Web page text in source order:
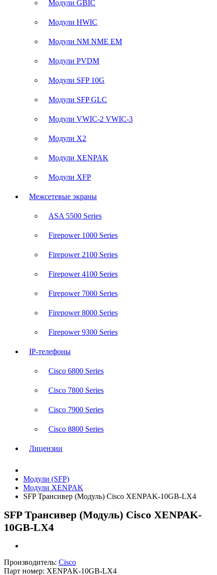
Модули GBIC
Модули HWIC
Модули NM NME EM
Модули PVDM
Модули SFP 10G
Модули SFP GLC
Модули VWIC-2 VWIC-3
Модули X2
Модули XENPAK
Модули XFP
Межсетевые экраны
ASA 5500 Series
Firepower 1000 Series
Firepower 2100 Series
Firepower 4100 Series
Firepower 7000 Series
Firepower 8000 Series
Firepower 9300 Series
IP-телефоны
Cisco 6800 Series
Cisco 7800 Series
Cisco 7900 Series
Cisco 8800 Series
Лицензии
Модули (SFP)
Модули XENPAK
SFP Трансивер (Модуль) Cisco XENPAK-10GB-LX4
SFP Трансивер (Модуль) Cisco XENPAK-
10GB-LX4
Производитель: Cisco
Парт номер: XENPAK-10GB-LX4